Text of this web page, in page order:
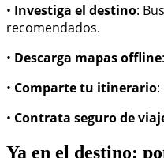
• Investiga el destino:
recomendados.
• Descarga mapas offline
• Comparte tu itinerario
• Contrata seguro de
Ya en el destino: